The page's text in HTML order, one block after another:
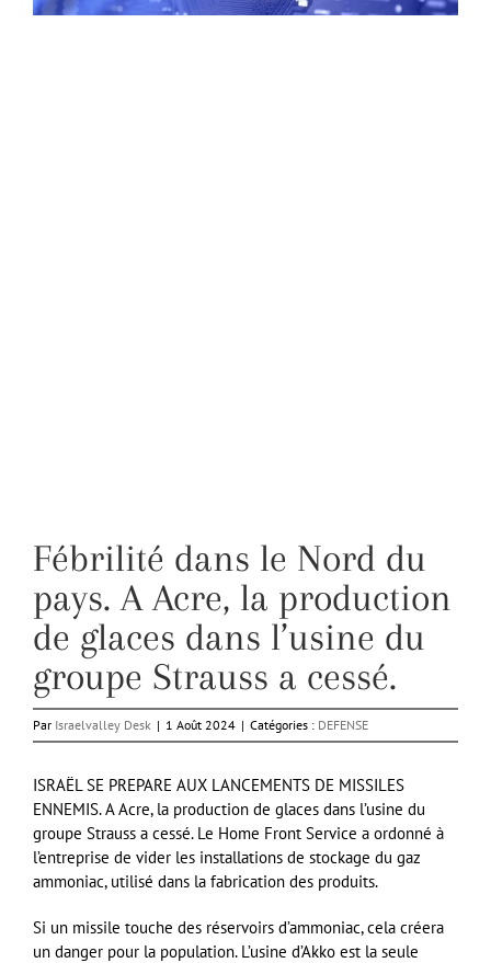
Fébrilité dans le Nord du
pays. A Acre, la production
de glaces dans l’usine du
groupe Strauss a cessé.
Par Israelvalley Desk | 1 Août 2024 | Catégories : DEFENSE
ISRAËL SE PREPARE AUX LANCEMENTS DE MISSILES
ENNEMIS. A Acre, la production de glaces dans l’usine du
groupe Strauss a cessé. Le Home Front Service a ordonné à
l’entreprise de vider les installations de stockage du gaz
ammoniac, utilisé dans la fabrication des produits.
Si un missile touche des réservoirs d’ammoniac, cela créera
un danger pour la population. L’usine d’Akko est la seule